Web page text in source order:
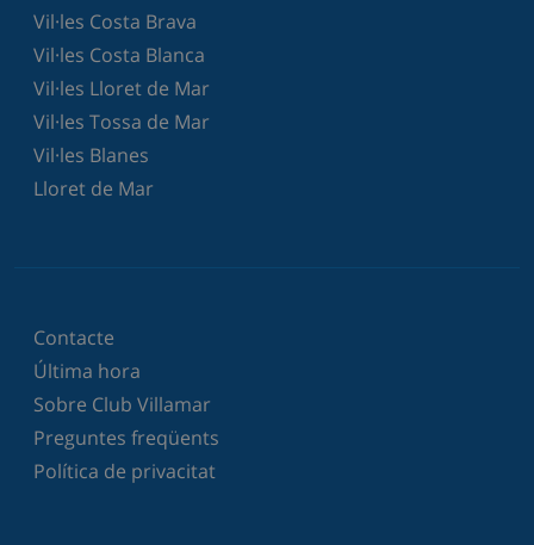
Vil·les Costa Brava
Vil·les Costa Blanca
Vil·les Lloret de Mar
Vil·les Tossa de Mar
Vil·les Blanes
Lloret de Mar
Contacte
Última hora
Sobre Club Villamar
Preguntes freqüents
Política de privacitat